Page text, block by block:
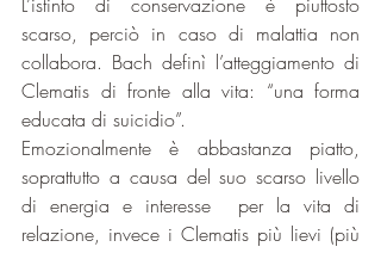
scarso, perciò in caso di malattia non
collabora. Bach definì l’atteggiamento di
Clematis di fronte alla vita: “una forma
educata di suicidio”.
Emozionalmente è abbastanza piatto,
soprattutto a causa del suo scarso livello
di energia e interesse  per la vita di
relazione, invece i Clematis più lievi (più